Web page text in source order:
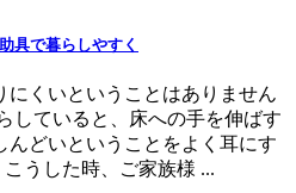
具で暮らしやすく
にくいということはありません
していると、床への手を伸ばす
んどいということをよく耳にす
うした時、ご家族様 ...